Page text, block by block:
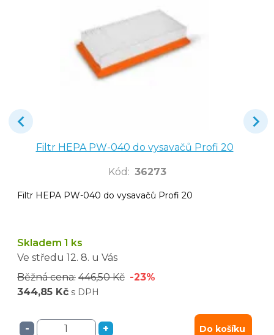
Filtr HEPA PW-040 do vysavačů Profi 20
Kód : 36273
Filtr HEPA PW-040 do vysavačů Profi 20
Skladem 1 ks
Ve středu 12. 8. u Vás
Běžná cena: 446,50 Kč -23%
344,85 Kč s DPH
- + Do košíku